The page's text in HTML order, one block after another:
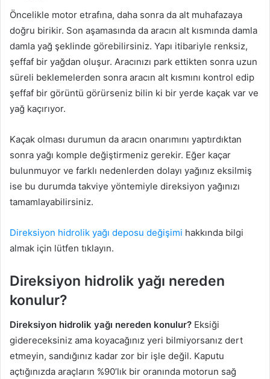
Öncelikle motor etrafına, daha sonra da alt muhafazaya
doğru birikir. Son aşamasında da aracın alt kısmında damla
damla yağ şeklinde görebilirsiniz. Yapı itibariyle renksiz,
şeffaf bir yağdan oluşur. Aracınızı park ettikten sonra uzun
süreli beklemelerden sonra aracın alt kısmını kontrol edip
şeffaf bir görüntü görürseniz bilin ki bir yerde kaçak var ve
yağ kaçırıyor.
Kaçak olması durumun da aracın onarımını yaptırdıktan
sonra yağı komple değiştirmeniz gerekir. Eğer kaçar
bulunmuyor ve farklı nedenlerden dolayı yağınız eksilmiş
ise bu durumda takviye yöntemiyle direksiyon yağınızı
tamamlayabilirsiniz.
Direksiyon hidrolik yağı deposu değişimi hakkında bilgi
almak için lütfen tıklayın.
Direksiyon hidrolik yağı nereden
konulur?
Direksiyon hidrolik yağı nereden konulur? Eksiği
gidereceksiniz ama koyacağınız yeri bilmiyorsanız dert
etmeyin, sandığınız kadar zor bir işle değil. Kaputu
açtığınızda araçların %90’lık bir oranında motorun sağ